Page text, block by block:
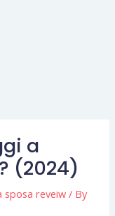
a
(2024)
sposa reveiw / By